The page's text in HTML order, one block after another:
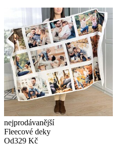
nejprodávanější
Fleecové deky
Od329 Kč